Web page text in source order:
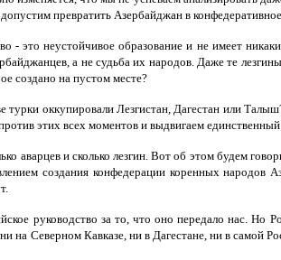
превратить Азербайджан в
это неустойчивое образование и не имеет
а не судьба их народов. Даже те
создано на пустом месте?
оккупировали Лезгистан, Дагестан или
этих всех моментов и выдвигаем
аварцев и сколько лезгин. Вот об этом будем
создания конфедерации коренных
руководство за то, что оно передало нас. Но
на Северном Кавказе, ни в Дагестане, ни в